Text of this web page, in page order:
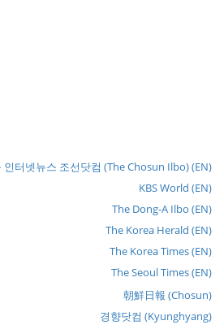
인터넷뉴스 조선닷컴 (The Chosun Ilbo) (EN)
KBS World (EN)
The Dong-A Ilbo (EN)
The Korea Herald (EN)
The Korea Times (EN)
The Seoul Times (EN)
朝鮮日報 (Chosun)
경향닷컴 (Kyunghyang)